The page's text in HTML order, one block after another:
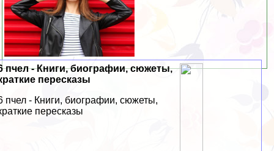
пчел - Книги, биографии, сюжеты,
пересказы
пчел - Книги, биографии, сюжеты,
пересказы